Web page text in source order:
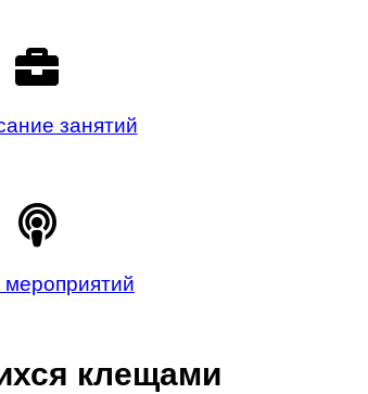
занятий
клещами